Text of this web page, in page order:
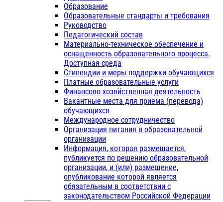
Образование
Образовательные стандарты и требования
Руководство
Педагогический состав
Материально-техническое обеспечение и
оснащенность образовательного процесса.
Доступная среда
Стипендии и меры поддержки обучающихся
Платные образовательные услуги
Финансово-хозяйственная деятельность
Вакантные места для приема (перевода)
обучающихся
Международное сотрудничество
Организация питания в образовательной
организации
Информация, которая размещается,
публикуется по решению образовательной
организации, и (или) размещение,
опубликование которой является
обязательным в соответствии с
законодательством Российской Федерации